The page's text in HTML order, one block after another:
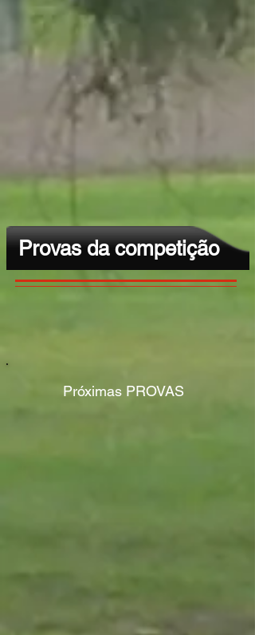
Provas da competição
​​Próximas PROVAS